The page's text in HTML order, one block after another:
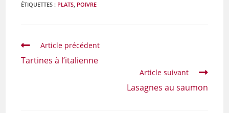
ÉTIQUETTES : PLATS, POIVRE
Article précédent
Tartines à l’italienne
Article suivant
Lasagnes au saumon